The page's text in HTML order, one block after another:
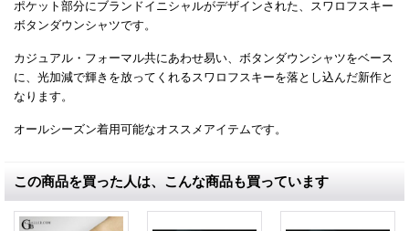
ポケット部分にブランドイニシャルがデザインされた、スワロフスキー
ボタンダウンシャツです。
カジュアル・フォーマル共にあわせ易い、ボタンダウンシャツをベース
に、光加減で輝きを放ってくれるスワロフスキーを落とし込んだ新作と
なります。
オールシーズン着用可能なオススメアイテムです。
この商品を買った人は、こんな商品も買っています